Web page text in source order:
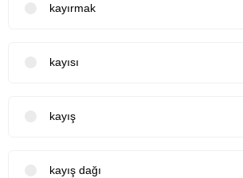
kayırmak
kayısı
kayış
kayış dağı